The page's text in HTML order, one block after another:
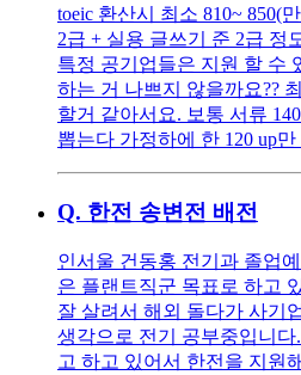
toeic 환산시 최소 810~ 850(
2급 + 실용 글쓰기 준 2급 정
특정 공기업들은 지원 할 수
하는 거 나쁘지 않을까요??
할거 같아서요. 보통 서류
뽑는다 가정하에 한 120 up
Q. 한전 송변전 배전
인서울 건동홍 전기과 졸업
은 플랜트직군 목표로 하고
잘 살려서 해외 돌다가 사기
생각으로 전기 공부중입니
고 하고 있어서 한전을 지원